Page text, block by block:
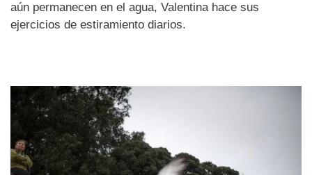
aún permanecen en el agua, Valentina hace sus
ejercicios de estiramiento diarios.